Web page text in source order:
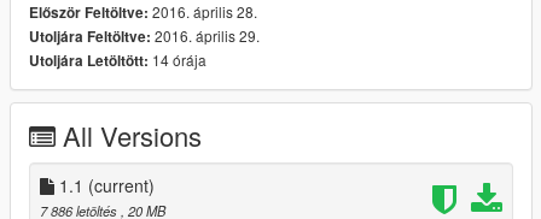
[2016/04/29]
Add-OnTexturesFix
Először Feltöltve: 2016. április 28.
Utoljára Feltöltve: 2016. április 29.
Utoljára Letöltött: 14 órája
All Versions
1.1 (current)
7 886 letöltés , 20 MB